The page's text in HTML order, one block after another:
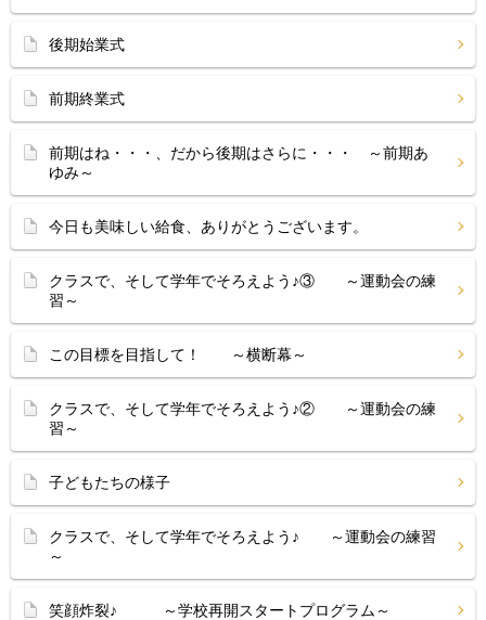
後期始業式
前期終業式
前期はね・・・、だから後期はさらに・・・ ～前期あ
ゆみ～
今日も美味しい給食、ありがとうございます。
クラスで、そして学年でそろえよう♪③ ～運動会の練
習～
この目標を目指して！ ～横断幕～
クラスで、そして学年でそろえよう♪② ～運動会の練
習～
子どもたちの様子
クラスで、そして学年でそろえよう♪ ～運動会の練習
～
笑顔炸裂♪ ～学校再開スタートプログラム～